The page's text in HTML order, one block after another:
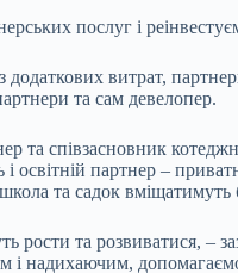
послуг і
витрат,
та сам девелопер.
та співзасновник
освітній партнер –
та садок вміщатимуть
рости та розвиватися, –
надихаючим,